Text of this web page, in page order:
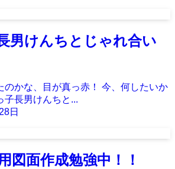
男けんちとじゃれ合い
のかな、目が真っ赤！ 今、何したいか
子長男けんちと...
日
図面作成勉強中！！